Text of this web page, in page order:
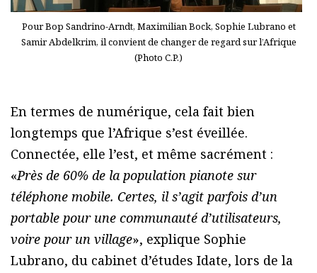
Pour Bop Sandrino-Arndt, Maximilian Bock, Sophie Lubrano et
Samir Abdelkrim, il convient de changer de regard sur l’Afrique
(Photo C.P.)
En termes de numérique, cela fait bien
longtemps que l’Afrique s’est éveillée.
Connectée, elle l’est, et même sacrément :
«Près de 60% de la population pianote sur
téléphone mobile. Certes, il s’agit parfois d’un
portable pour une communauté d’utilisateurs,
voire pour un village», explique Sophie
Lubrano, du cabinet d’études Idate, lors de la